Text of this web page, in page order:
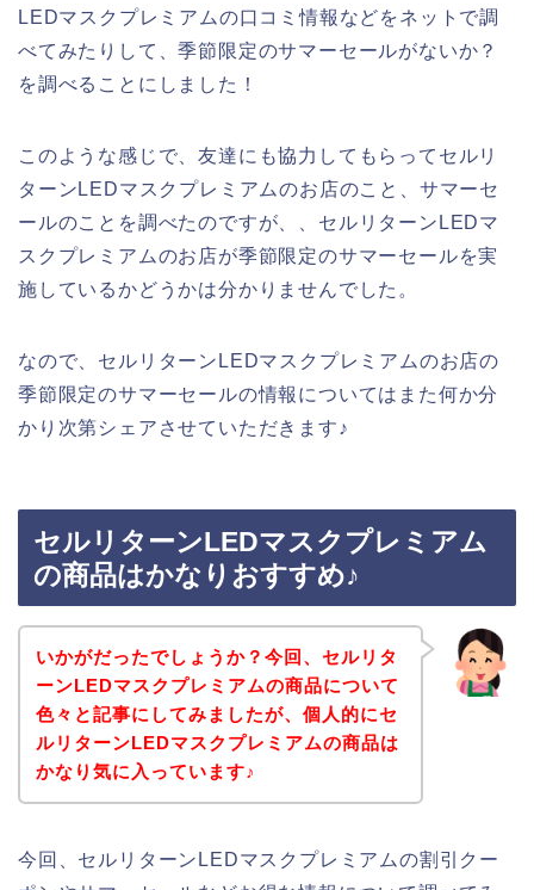
LEDマスクプレミアムの口コミ情報などをネットで調
べてみたりして、季節限定のサマーセールがないか？
を調べることにしました！
このような感じで、友達にも協力してもらってセルリ
ターンLEDマスクプレミアムのお店のこと、サマーセ
ールのことを調べたのですが、、セルリターンLEDマ
スクプレミアムのお店が季節限定のサマーセールを実
施しているかどうかは分かりませんでした。
なので、セルリターンLEDマスクプレミアムのお店の
季節限定のサマーセールの情報についてはまた何か分
かり次第シェアさせていただきます♪
セルリターンLEDマスクプレミアム
の商品はかなりおすすめ♪
いかがだったでしょうか？今回、セルリタ
ーンLEDマスクプレミアムの商品について
色々と記事にしてみましたが、個人的にセ
ルリターンLEDマスクプレミアムの商品は
かなり気に入っています♪
今回、セルリターンLEDマスクプレミアムの割引クー